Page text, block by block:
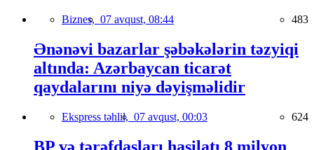
Biznes, 07 avqust, 08:44 483
Ənənəvi bazarlar şəbəkələrin təzyiqi
altında: Azərbaycan ticarət
qaydalarını niyə dəyişməlidir
Ekspress təhlil, 07 avqust, 00:03 624